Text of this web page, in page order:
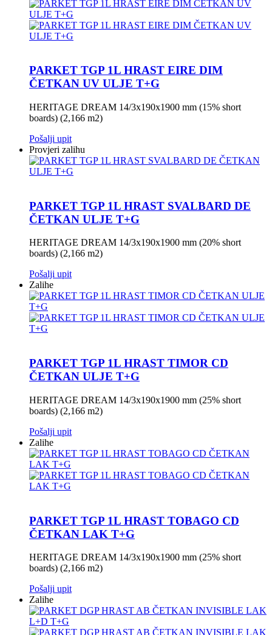
PARKET TGP 1L HRAST EIRE DIM
ČETKAN UV ULJE T+G
HERITAGE DREAM 14/3x190x1900 mm (15% short
boards) (2,166 m2)
Pošalji upit
Provjeri zalihu
PARKET TGP 1L HRAST SVALBARD DE
ČETKAN ULJE T+G
HERITAGE DREAM 14/3x190x1900 mm (20% short
boards) (2,166 m2)
Pošalji upit
Zalihe
PARKET TGP 1L HRAST TIMOR CD
ČETKAN ULJE T+G
HERITAGE DREAM 14/3x190x1900 mm (25% short
boards) (2,166 m2)
Pošalji upit
Zalihe
PARKET TGP 1L HRAST TOBAGO CD
ČETKAN LAK T+G
HERITAGE DREAM 14/3x190x1900 mm (25% short
boards) (2,166 m2)
Pošalji upit
Zalihe